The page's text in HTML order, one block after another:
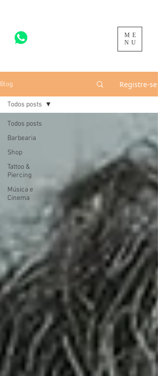
ME
NU
Blog Registre-se
Todos posts
Barbearia
Shop
Tattoo &
Piercing
Música e
Cinema
Todos posts